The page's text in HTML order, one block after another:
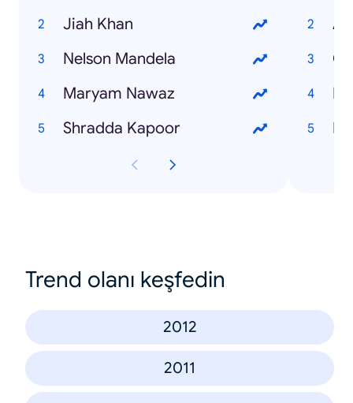
Jiah Khan
Nelson Mandela
Maryam Nawaz
Shradda Kapoor
Trend olanı keşfedin
2012
2011